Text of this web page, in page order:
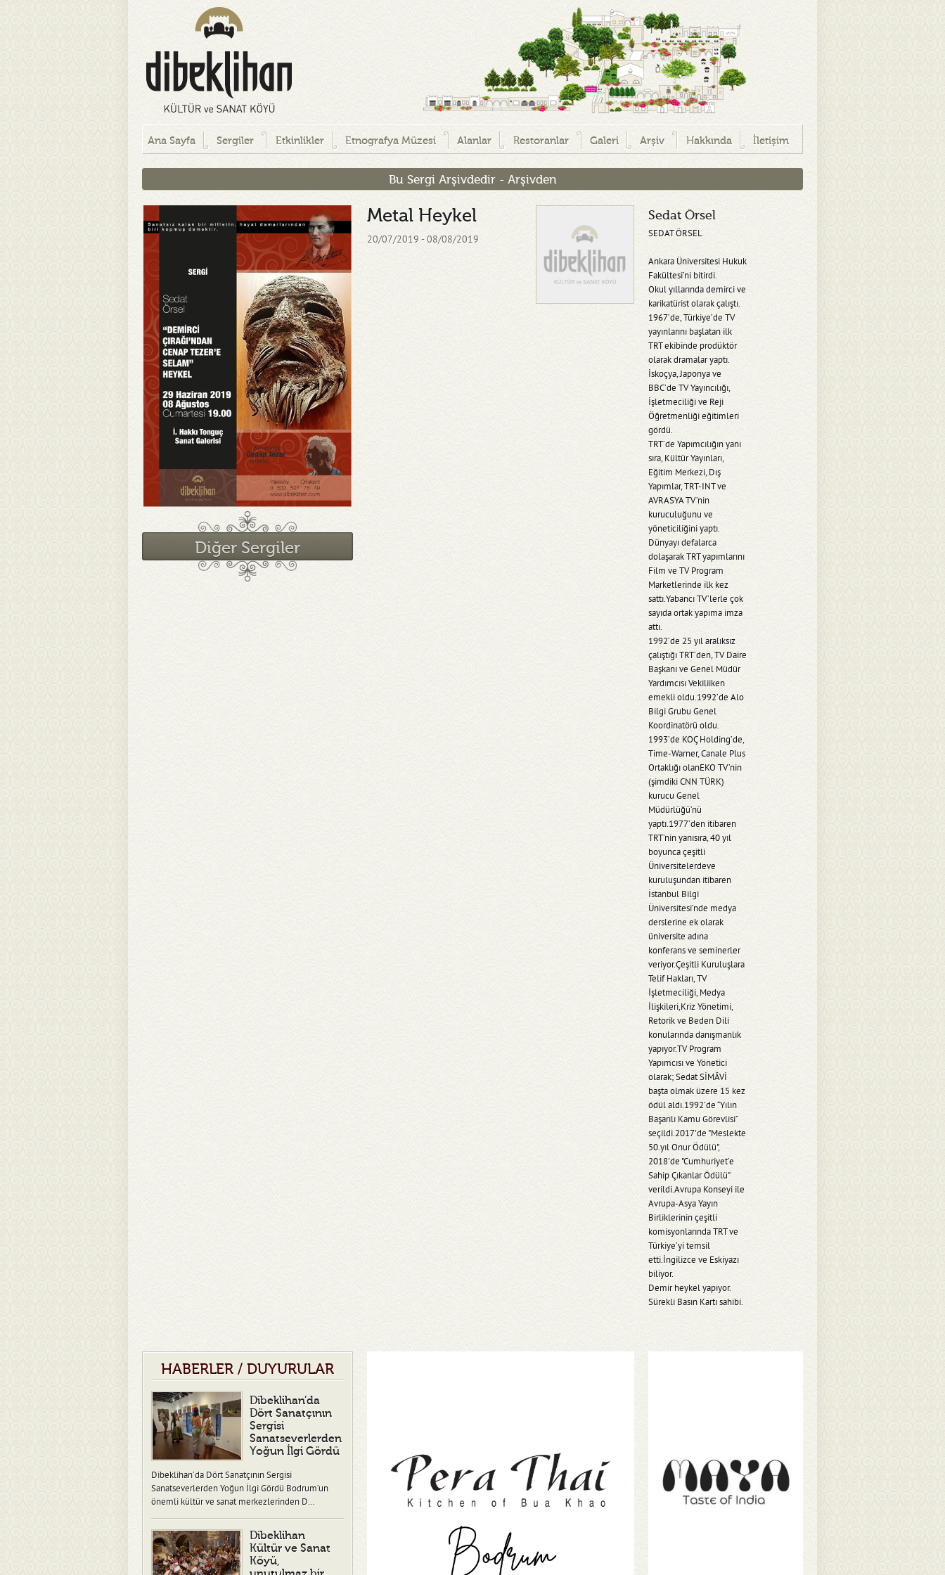
Ana Sayfa Sergiler Etkinlikler Etnografya Müzesi Alanlar Restoranlar Galeri Arşiv Hakkında İletişim
Bu Sergi Arşivdedir - Arşivden
Diğer Sergiler
Metal Heykel
20/07/2019 - 08/08/2019
Sedat Örsel
SEDAT ÖRSEL
Ankara Üniversitesi Hukuk
Fakültesi’ni bitirdi.
Okul yıllarında demirci ve
karikatürist olarak çalıştı.
1967’de, Türkiye’de TV
yayınlarını başlatan ilk
TRT ekibinde prodüktör
olarak dramalar yaptı.
İskoçya, Japonya ve
BBC’de TV Yayıncılığı,
İşletmeciliği ve Reji
Öğretmenliği eğitimleri
gördü.
TRT’de Yapımcılığın yanı
sıra, Kültür Yayınları,
Eğitim Merkezi, Dış
Yapımlar, TRT-INT ve
AVRASYA TV’nin
kuruculuğunu ve
yöneticiliğini yaptı.
Dünyayı defalarca
dolaşarak TRT yapımlarını
Film ve TV Program
Marketlerinde ilk kez
sattı.Yabancı TV’lerle çok
sayıda ortak yapıma imza
attı.
1992’de 25 yıl aralıksız
çalıştığı TRT’den, TV Daire
Başkanı ve Genel Müdür
Yardımcısı Vekiliiken
emekli oldu.1992’de Alo
Bilgi Grubu Genel
Koordinatörü oldu.
1993’de KOÇ Holding’de,
Time-Warner, Canale Plus
Ortaklığı olanEKO TV’nin
(şimdiki CNN TÜRK)
kurucu Genel
Müdürlüğü’nü
yaptı.1977’den itibaren
TRT’nin yanısıra, 40 yıl
boyunca çeşitli
Üniversitelerdeve
kuruluşundan itibaren
İstanbul Bilgi
Üniversitesi’nde medya
derslerine ek olarak
üniversite adına
konferans ve seminerler
veriyor.Çeşitli Kuruluşlara
Telif Hakları, TV
İşletmeciliği, Medya
İlişkileri,Kriz Yönetimi,
Retorik ve Beden Dili
konularında danışmanlık
yapıyor.TV Program
Yapımcısı ve Yönetici
olarak; Sedat SİMÂVİ
başta olmak üzere 15 kez
ödül aldı.1992’de “Yılın
Başarılı Kamu Görevlisi”
seçildi.2017'de "Meslekte
50.yıl Onur Ödülü",
2018'de "Cumhuriyet’e
Sahip Çıkanlar Ödülü"
verildi.Avrupa Konseyi ile
Avrupa-Asya Yayın
Birliklerinin çeşitli
komisyonlarında TRT ve
Türkiye’yi temsil
etti.İngilizce ve Eskiyazı
biliyor.
Demir heykel yapıyor.
Sürekli Basın Kartı sahibi.
HABERLER / DUYURULAR
Dibeklihan’da
Dört Sanatçının
Sergisi
Sanatseverlerden
Yoğun İlgi Gördü
Dibeklihan’da Dört Sanatçının Sergisi
Sanatseverlerden Yoğun İlgi Gördü Bodrum’un
önemli kültür ve sanat merkezlerinden D…
Dibeklihan
Kültür ve Sanat
Köyü,